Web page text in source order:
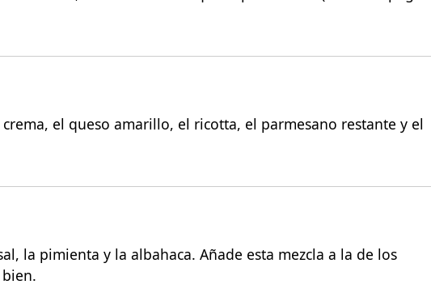
el queso amarillo, el ricotta, el parmesano restante y el
la pimienta y la albahaca. Añade esta mezcla a la de los